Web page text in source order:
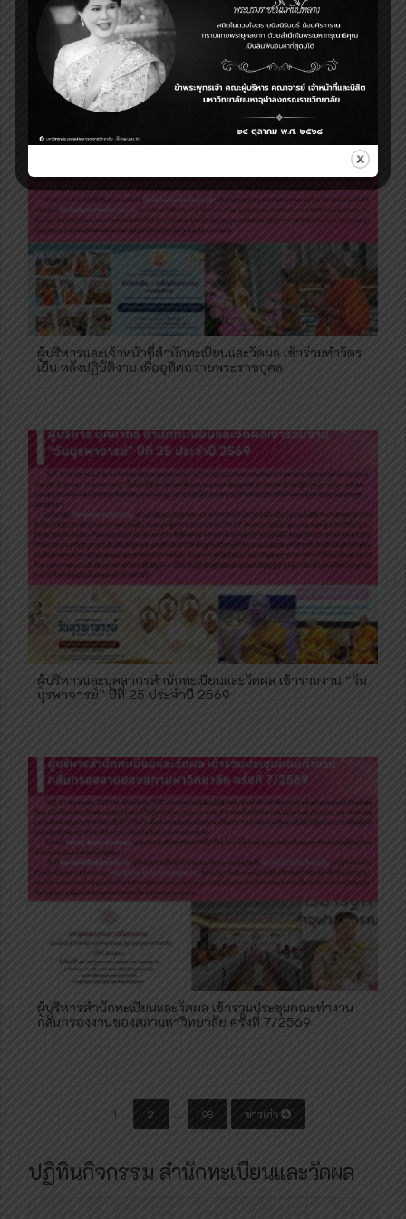
ผู้บริหารและเจ้าหน้าที่สำนักทะเบียนและวัดผล เข้าร่วมพิธี
ถวายพระพรชัยมงคลและพิธีเจริญพระพุทธมนต์เฉลิมพระเกียรติ
พระบาทสมเด็จพระเจ้าอยู่หัว เนื่องในวันเฉลิมพระชนมพรรษา
75 พรรษา
ผู้บริหารและเจ้าหน้าที่สำนักทะเบียนและวัดผล เข้าร่วมทำวัตร
เย็น หลังปฏิบัติงาน เพื่ออุทิศถวายพระราชกุศล
ผู้บริหารและบุคลากรสำนักทะเบียนและวัดผล เข้าร่วมงาน “วัน
บุรพาจารย์” ปีที่ 25 ประจำปี 2569
ผู้บริหารสำนักทะเบียนและวัดผล เข้าร่วมประชุมคณะทำงาน
กลั่นกรองงานของสภามหาวิทยาลัย ครั้งที่ 7/2569
s
t
1 2 … 98 ข่าวเก่า
ปฏิทินกิจกรรม สำนักทะเบียนและวัดผล